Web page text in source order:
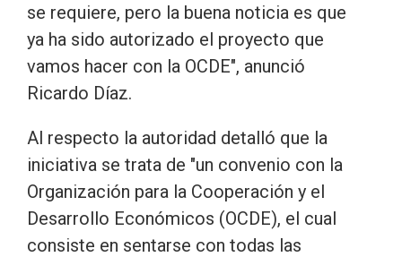
se requiere, pero la buena noticia es que
ya ha sido autorizado el proyecto que
vamos hacer con la OCDE", anunció
Ricardo Díaz.
Al respecto la autoridad detalló que la
iniciativa se trata de "un convenio con la
Organización para la Cooperación y el
Desarrollo Económicos (OCDE), el cual
consiste en sentarse con todas las